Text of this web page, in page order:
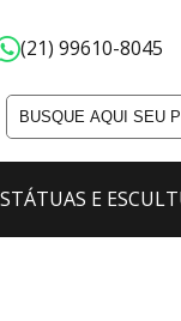
(21) 99610-8045
E